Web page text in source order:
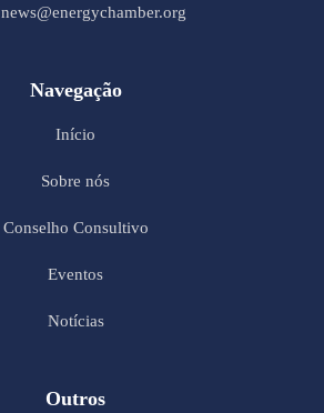
news@energychamber.org
Navegação
Início
Sobre nós
Conselho Consultivo
Eventos
Notícias
Outros